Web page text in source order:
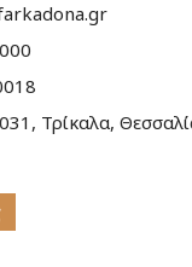
Τρίκαλα,